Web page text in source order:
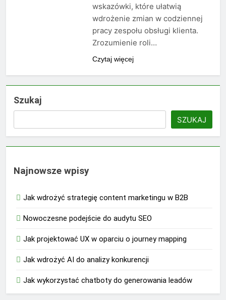
wskazówki, które ułatwią
wdrożenie zmian w codziennej
pracy zespołu obsługi klienta.
Zrozumienie roli…
Czytaj więcej
Szukaj
SZUKAJ
Najnowsze wpisy
Jak wdrożyć strategię content marketingu w B2B
Nowoczesne podejście do audytu SEO
Jak projektować UX w oparciu o journey mapping
Jak wdrożyć AI do analizy konkurencji
Jak wykorzystać chatboty do generowania leadów